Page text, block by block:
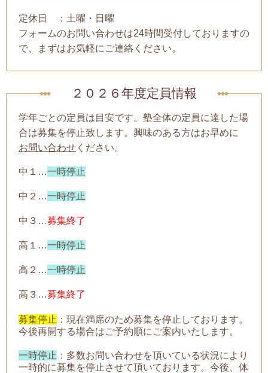
定休日 ：土曜・日曜
フォームのお問い合わせは24時間受付しておりますの
で、まずはお気軽にご連絡ください。
２０２６年度定員情報
学年ごとの定員は目安です。塾全体の定員に達した場
合は募集を停止致します。興味のある方はお早めに
お問い合わせ ください。
中１…一時停止
中２…一時停止
中３…募集終了
高１…一時停止
高２…一時停止
高３…募集終了
募集停止 ：現在満席のため募集を停止しております。
今後再開する場合はご予約順にご案内いたします。
一時停止 ： 多数お問い合わせを頂いている状況により
一時的に募集を停止させて頂いております。今後、体